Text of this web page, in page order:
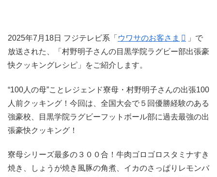
2025年7月18日 フジテレビ系「 ウワサのお客さま
」で
放送された、「村野明子さんの目黒学院ラグビー部出張豪
快クッキングレシピ」をご紹介します。
“100人の母”ことレジェンド寮母・村野明子さんの出張100
人前クッキング！今回は、全国大会で５回優勝経験のある
強豪校、目黒学院ラグビーフットボール部に過去最強の出
張豪快クッキング！
寮母シリーズ最多の３００合！牛肉ゴロゴロスタミナすき
焼き、しょうが焼き風豚の角煮、イカのさっぱりレモンバ